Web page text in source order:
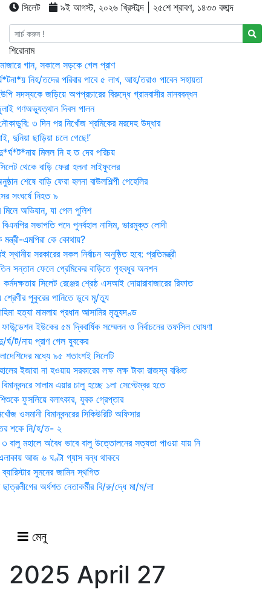
সিলেট ৯ই আগস্ট, ২০২৬ খ্রিস্টাব্দ | ২৫শে শ্রাবণ, ১৪৩৩ বঙ্গাব্দ
শিরোনাম
গান, সকালে সড়কে গেল প্রাণ
নিহ/তদের পরিবার পাবে ৫ লাখ, আহ/তরাও পাবেন সহায়তা
সদস্যকে জড়িয়ে অপপ্রচারের বিরুদ্ধে গ্রামবাসীর মানববন্ধন
গণঅভ্যুত্থান দিবস পালন
৩ দিন পর নিখোঁজ শ্রমিকের মরদেহ উদ্ধার
দুনিয়া ছাড়িয়া চলে গেছে!’
মিলল নি হ ত দের পরিচয়
থেকে বাড়ি ফেরা হলনা সাইফুলের
শেষে বাড়ি ফেরা হলনা বাউলশিল্পী পেহেলির
সংঘর্ষে নিহত ৯
মিলে অভিযান, যা পেল পুলিশ
সভাপতি পদে পুনর্বহাল নাসিম, ভারমুক্ত লোদী
মন্ত্রী-এমপিরা কে কোথায়?
সরকারের সকল নির্বাচন অনুষ্ঠিত হবে: প্রতিমন্ত্রী
সন্তান ফেলে প্রেমিকের বাড়িতে গৃহবধূর অনশন
সিলেট রেঞ্জের শ্রেষ্ঠ এসআই দোয়ারাবাজারের রিফাত
শ্রেণীর পুকুরের পানিতে ডুবে মৃ/ত্যু
হত্যা মামলায় প্রধান আসামির মৃত্যুদণ্ড
ইউকের ৫ম দ্বিবার্ষিক সম্মেলন ও নির্বাচনের তফসিল ঘোষণা
ট/নায় প্রাণ গেল যুবকের
মধ্যে ৯৫ শতাংশই সিলেটি
ইজারা না হওয়ায় সরকারের লক্ষ লক্ষ টাকা রাজস্ব বঞ্চিত
সালাম এয়ার চালু হচ্ছে ১লা সেপ্টেম্বর হতে
ফুসলিয়ে বলাৎকার, যুবক গ্রেপ্তার
ওসমানী বিমানবন্দরের সিকিউরিটি অফিসার
শকে নি/হ/ত- ২
বালু মহালে অবৈধ ভাবে বালু উত্তোলনের সত্যতা পাওয়া যায় নি
আজ ৬ ঘণ্টা গ্যাস বন্ধ থাকবে
সুমনের জামিন স্থগিত
ছাত্রলীগের অর্ধশত নেতাকর্মীর বি/রু/দ্ধে মা/ম/লা
মেনু
2025 April 27